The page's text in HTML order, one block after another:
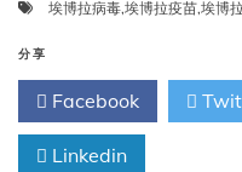
埃博拉病毒,埃博拉疫苗,埃博
分享
Facebook
Linkedin